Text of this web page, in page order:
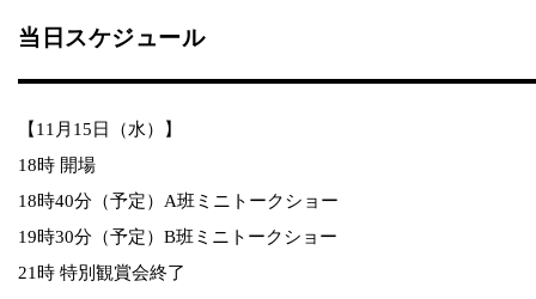
当日スケジュール
【11月15日（水）】
18時 開場
18時40分（予定）A班ミニトークショー
19時30分（予定）B班ミニトークショー
21時 特別観賞会終了